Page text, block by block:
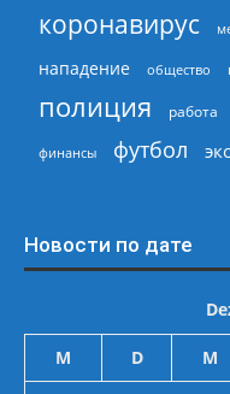
коронавирус
нападение
общество
полиция работа
финансы футбол
Новости по дате
M D M